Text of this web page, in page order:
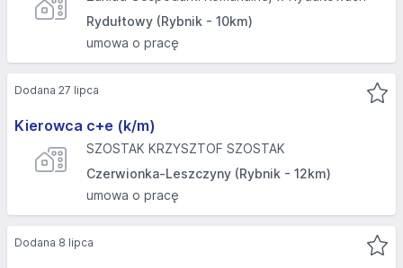
Rydułtowy (Rybnik - 10km)
umowa o pracę
Kierowca c+e (k/m)
SZOSTAK KRZYSZTOF SZOSTAK
Czerwionka-Leszczyny (Rybnik - 12km)
umowa o pracę
Dodana 27 lipca
Dodana 8 lipca